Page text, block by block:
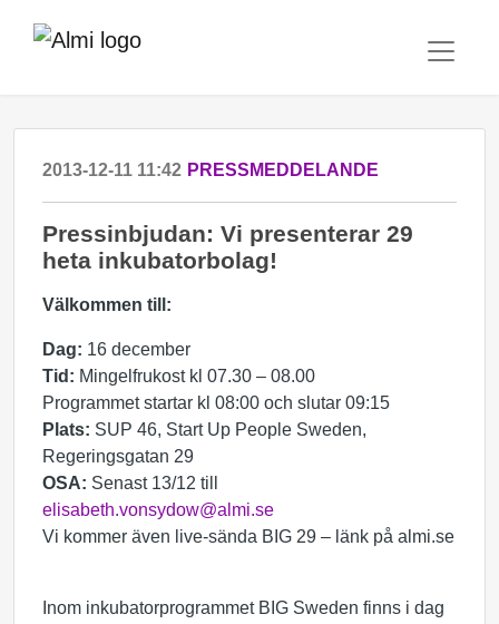
2013-12-11 11:42 PRESSMEDDELANDE
Pressinbjudan: Vi presenterar 29
heta inkubatorbolag!
Välkommen till:
Dag: 16 december
Tid: Mingelfrukost kl 07.30 – 08.00
Programmet startar kl 08:00 och slutar 09:15
Plats: SUP 46, Start Up People Sweden,
Regeringsgatan 29
OSA: Senast 13/12 till
elisabeth.vonsydow@almi.se
Vi kommer även live-sända BIG 29 – länk på almi.se
Inom inkubatorprogrammet BIG Sweden finns i dag